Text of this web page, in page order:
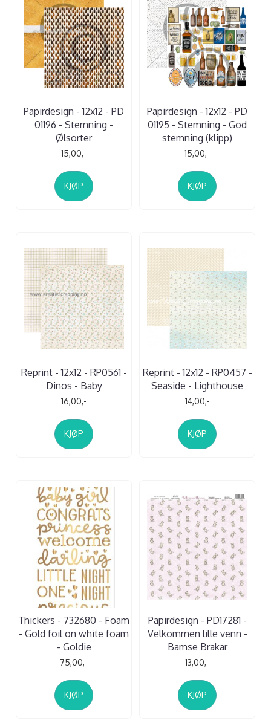
Papirdesign - 12x12 - PD
01196 - Stemning -
Ølsorter
15,00,-
KJØP
Papirdesign - 12x12 - PD
01195 - Stemning - God
stemning (klipp)
15,00,-
KJØP
Reprint - 12x12 - RP0561 -
Dinos - Baby
16,00,-
KJØP
Reprint - 12x12 - RP0457 -
Seaside - Lighthouse
14,00,-
KJØP
Thickers - 732680 - Foam
- Gold foil on white foam
- Goldie
75,00,-
KJØP
Papirdesign - PD17281 -
Velkommen lille venn -
Bamse Brakar
13,00,-
KJØP